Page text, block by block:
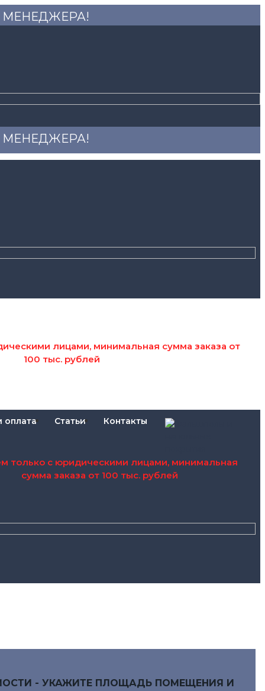
МЕНЕДЖЕРА!
МЕНЕДЖЕРА!
лицами, минимальная сумма заказа от
100 тыс. рублей
оплата Статьи Контакты
только с юридическими лицами, минимальная
сумма заказа от 100 тыс. рублей
- УКАЖИТЕ ПЛОЩАДЬ ПОМЕЩЕНИЯ И